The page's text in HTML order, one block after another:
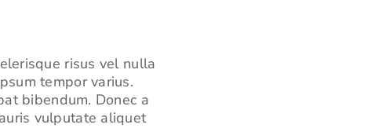
risus vel nulla
tempor varius.
bibendum. Donec a
vulputate aliquet